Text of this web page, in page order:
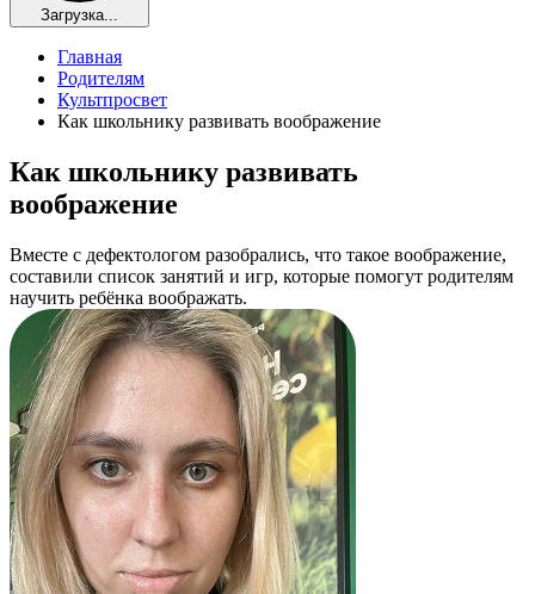
Загрузка...
Главная
Родителям
Культпросвет
Как школьнику развивать воображение
Как школьнику развивать
воображение
Вместе с дефектологом разобрались, что такое воображение,
составили список занятий и игр, которые помогут родителям
научить ребёнка воображать.